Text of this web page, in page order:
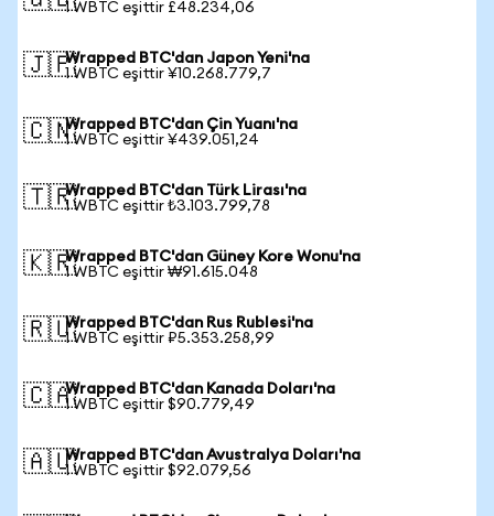
1 WBTC eşittir £48.234,06
🇯🇵Wrapped BTC'dan Japon Yeni'na
1 WBTC eşittir ¥10.268.779,7
🇨🇳Wrapped BTC'dan Çin Yuanı'na
1 WBTC eşittir ¥439.051,24
🇹🇷Wrapped BTC'dan Türk Lirası'na
1 WBTC eşittir ₺3.103.799,78
🇰🇷Wrapped BTC'dan Güney Kore Wonu'na
1 WBTC eşittir ₩91.615.048
🇷🇺Wrapped BTC'dan Rus Rublesi'na
1 WBTC eşittir ₽5.353.258,99
🇨🇦Wrapped BTC'dan Kanada Doları'na
1 WBTC eşittir $90.779,49
🇦🇺Wrapped BTC'dan Avustralya Doları'na
1 WBTC eşittir $92.079,56